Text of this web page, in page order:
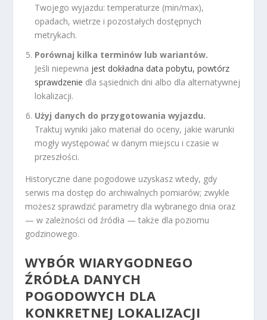
Twojego wyjazdu: temperaturze (min/max),
opadach, wietrze i pozostałych dostępnych
metrykach.
Porównaj kilka terminów lub wariantów.
Jeśli niepewna jest dokładna data pobytu, powtórz
sprawdzenie dla sąsiednich dni albo dla alternatywnej
lokalizacji.
Użyj danych do przygotowania wyjazdu.
Traktuj wyniki jako materiał do oceny, jakie warunki
mogły występować w danym miejscu i czasie w
przeszłości.
Historyczne dane pogodowe uzyskasz wtedy, gdy
serwis ma dostęp do archiwalnych pomiarów; zwykle
możesz sprawdzić parametry dla wybranego dnia oraz
— w zależności od źródła — także dla poziomu
godzinowego.
WYBÓR WIARYGODNEGO
ŹRÓDŁA DANYCH
POGODOWYCH DLA
KONKRETNEJ LOKALIZACJI